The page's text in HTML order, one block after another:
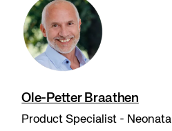
Ole-Petter Braathen
Product Specialist -